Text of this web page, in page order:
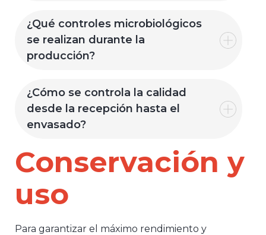
¿Qué controles microbiológicos
se realizan durante la
producción?
¿Cómo se controla la calidad
desde la recepción hasta el
envasado?
Conservación y
uso
Para garantizar el máximo rendimiento y